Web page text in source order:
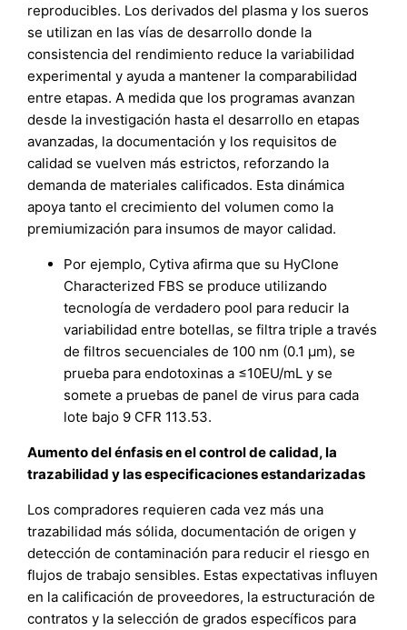
reproducibles. Los derivados del plasma y los sueros
se utilizan en las vías de desarrollo donde la
consistencia del rendimiento reduce la variabilidad
experimental y ayuda a mantener la comparabilidad
entre etapas. A medida que los programas avanzan
desde la investigación hasta el desarrollo en etapas
avanzadas, la documentación y los requisitos de
calidad se vuelven más estrictos, reforzando la
demanda de materiales calificados. Esta dinámica
apoya tanto el crecimiento del volumen como la
premiumización para insumos de mayor calidad.
Por ejemplo, Cytiva afirma que su HyClone
Characterized FBS se produce utilizando
tecnología de verdadero pool para reducir la
variabilidad entre botellas, se filtra triple a través
de filtros secuenciales de 100 nm (0.1 µm), se
prueba para endotoxinas a ≤10EU/mL y se
somete a pruebas de panel de virus para cada
lote bajo 9 CFR 113.53.
Aumento del énfasis en el control de calidad, la
trazabilidad y las especificaciones estandarizadas
Los compradores requieren cada vez más una
trazabilidad más sólida, documentación de origen y
detección de contaminación para reducir el riesgo en
flujos de trabajo sensibles. Estas expectativas influyen
en la calificación de proveedores, la estructuración de
contratos y la selección de grados específicos para